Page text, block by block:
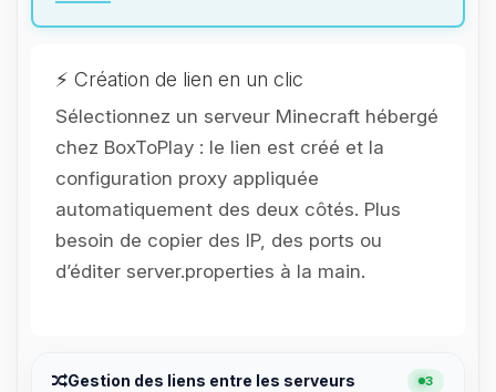
⚡ Création de lien en un clic
Sélectionnez un serveur Minecraft hébergé
chez BoxToPlay : le lien est créé et la
configuration proxy appliquée
automatiquement des deux côtés. Plus
besoin de copier des IP, des ports ou
d’éditer server.properties à la main.
Gestion des liens entre les serveurs 3
assistant BoxToPlay. Dis-moi ce dont
petits circuits pour t’aider.